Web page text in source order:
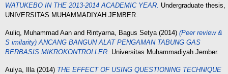
WATUKEBO IN THE 2013-2014 ACADEMIC YEAR. Undergraduate thesis,
UNIVERSITAS MUHAMMADIYAH JEMBER.
Auliq, Muhammad Aan and Rintyarna, Bagus Setya(2014) (Peer review &
S imilarity) ANCANG BANGUN ALAT PENGAMAN TABUNG GAS
BERBASIS MIKROKONTROLLER. Universitas Muhammadiyah Jember.
Aulya, Illa(2014) THE EFFECT OF USING QUESTIONING TECHNIQUE